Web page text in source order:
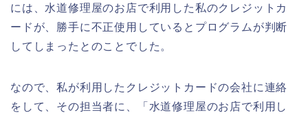
には、水道修理屋のお店で利用した私のクレジットカ
ードが、勝手に不正使用しているとプログラムが判断
してしまったとのことでした。
なので、私が利用したクレジットカードの会社に連絡
をして、その担当者に、「水道修理屋のお店で利用し